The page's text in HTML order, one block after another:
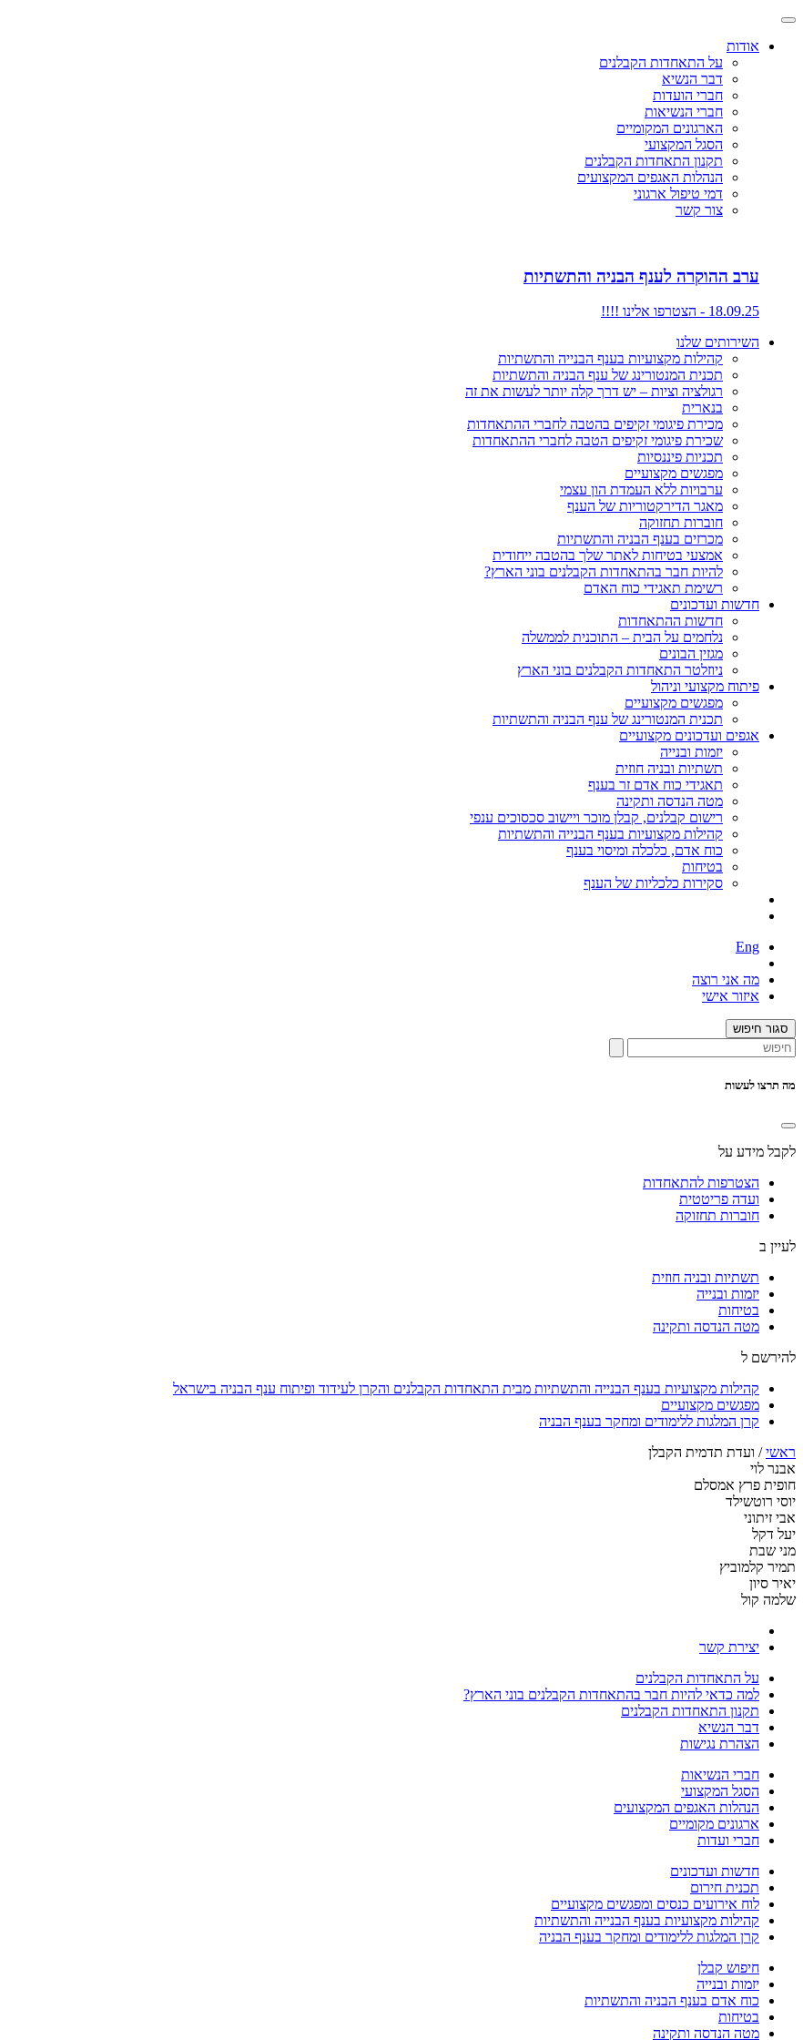
אודות
על התאחדות הקבלנים
דבר הנשיא
חברי הועדות
חברי הנשיאות
הארגונים המקומיים
הסגל המקצועי
תקנון התאחדות הקבלנים
הנהלות האגפים המקצועים
דמי טיפול ארגוני
צור קשר
ערב ההוקרה לענף הבניה והתשתיות
18.09.25 - הצטרפו אלינו !!!!
השירותים שלנו
קהילות מקצועיות בענף הבנייה והתשתיות
תכנית המנטורינג של ענף הבניה והתשתיות
רגולציה וציות – יש דרך קלה יותר לעשות את זה
בנארית
מכירת פיגומי זקיפים בהטבה לחברי ההתאחדות
שכירת פיגומי זקיפים הטבה לחברי ההתאחדות
תכניות פיננסיות
מפגשים מקצועיים
ערבויות ללא העמדת הון עצמי
מאגר הדירקטוריות של הענף
חוברות תחזוקה
מכרזים בענף הבניה והתשתיות
אמצעי בטיחות לאתר שלך בהטבה ייחודית
להיות חבר בהתאחדות הקבלנים בוני הארץ?
רשימת תאגידי כוח האדם
חדשות ועדכונים
חדשות ההתאחדות
נלחמים על הבית – התוכנית לממשלה
מגזין הבונים
ניוזלטר התאחדות הקבלנים בוני הארץ
פיתוח מקצועי וניהול
מפגשים מקצועיים
תכנית המנטורינג של ענף הבניה והתשתיות
אגפים ועדכונים מקצועיים
יזמות ובנייה
תשתיות ובניה חוזית
תאגידי כוח אדם זר בענף
מטה הנדסה ותקינה
רישום קבלנים, קבלן מוכר ויישוב סכסוכים ענפי
קהילות מקצועיות בענף הבנייה והתשתיות
כוח אדם, כלכלה ומיסוי בענף
בטיחות
סקירות כלכליות של הענף
Eng
מה אני רוצה
איזור אישי
סגור חיפוש
מה תרצו לעשות
לקבל מידע על
הצטרפות להתאחדות
ועדה פריטטית
חוברות תחזוקה
לעיין ב
תשתיות ובניה חוזית
יזמות ובנייה
בטיחות
מטה הנדסה ותקינה
להירשם ל
קהילות מקצועיות בענף הבנייה והתשתיות מבית התאחדות הקבלנים והקרן לעידוד ופיתוח ענף הבניה בישראל
מפגשים מקצועיים
קרן המלגות ללימודים ומחקר בענף הבניה
ראשי/ ועדת תדמית הקבלן
אבנר לוי
חופית פרץ אמסלם
יוסי רוטשילד
אבי זיתוני
יעל דקל
מני שבת
תמיר קלמוביץ
יאיר סיון
שלמה קול
יצירת קשר
על התאחדות הקבלנים
למה כדאי להיות חבר בהתאחדות הקבלנים בוני הארץ?
תקנון התאחדות הקבלנים
דבר הנשיא
הצהרת נגישות
חברי הנשיאות
הסגל המקצועי
הנהלות האגפים המקצועים
ארגונים מקומיים
חברי ועדות
חדשות ועדכונים
תכנית חירום
לוח אירועים כנסים ומפגשים מקצועיים
קהילות מקצועיות בענף הבנייה והתשתיות
קרן המלגות ללימודים ומחקר בענף הבניה
חיפוש קבלן
יזמות ובנייה
כוח אדם בענף הבניה והתשתיות
בטיחות
מטה הנדסה ותקינה